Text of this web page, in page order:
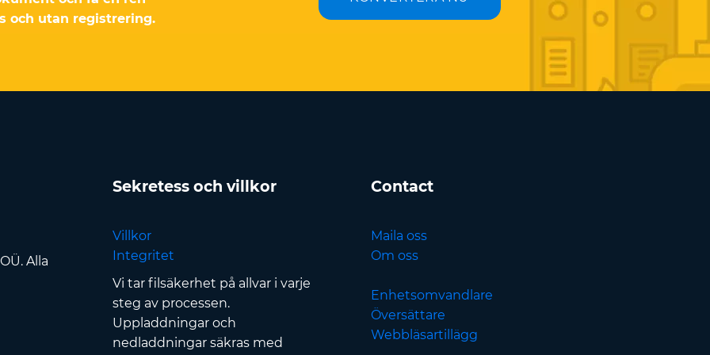
och utan registrering.
Alla
Sekretess och villkor
Villkor
Integritet
Vi tar filsäkerhet på allvar i varje
steg av processen.
Uppladdningar och
nedladdningar säkras med
Contact
Maila oss
Om oss
Enhetsomvandlare
Översättare
Webbläsartillägg